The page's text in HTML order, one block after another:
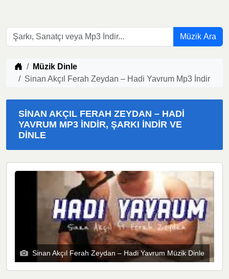
Müzik Ara
Müzik indir
Müzik Dinle
Sinan Akçıl Ferah Zeydan – Hadi Yavrum Mp3 İndir
SINAN AKÇIL FERAH ZEYDAN – HADI
YAVRUM MP3 İNDIR, ŞARKI İNDIR VE
DINLE
Sinan Akçıl Ferah Zeydan – Hadi Yavrum Müzik Dinle